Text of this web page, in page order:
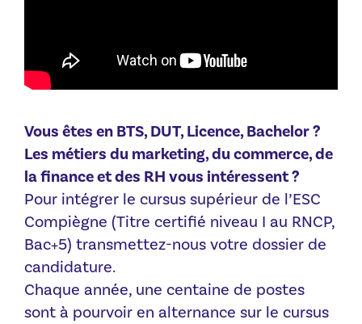
Vous êtes en BTS, DUT, Licence, Bachelor ?
Les métiers du marketing, du commerce, de
la finance et des RH vous intéressent ?
Pour intégrer le cursus supérieur de l’ESC
Compiègne (Titre certifié niveau I au RNCP,
Bac+5) transmettez-nous votre dossier de
candidature.
Chaque année, une centaine de postes
sont à pourvoir en alternance sur le cursus